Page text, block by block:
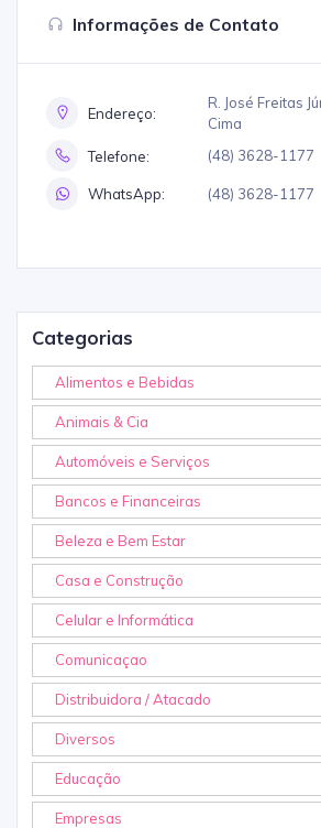
Informações de Contato
Endereço:
R. José Freitas
Cima
Telefone:
(48) 3628-1177
WhatsApp: (48) 3628-1177
Categorias
Alimentos e Bebidas
Animais & Cia
Automóveis e Serviços
Bancos e Financeiras
Beleza e Bem Estar
Casa e Construção
Celular e Informática
Comunicaçao
Distribuidora / Atacado
Diversos
Educação
Empresas